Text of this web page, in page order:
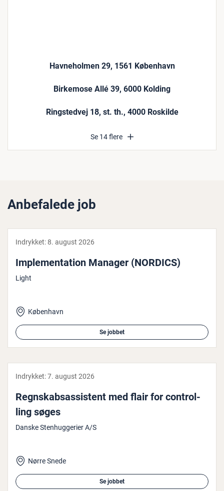
Havneholmen 29, 1561 København
Birkemose Allé 39, 6000 Kolding
Ringstedvej 18, st. th., 4000 Roskilde
Se 14 flere
Anbefalede job
Indrykket:8. august 2026
Im­ple­men­ta­tion Manager (NORDICS)
Light
København
Se jobbet
Indrykket:7. august 2026
Regn­skabsas­si­stent med flair for con­trol­
ling søges
Danske Stenhuggerier A/S
Nørre Snede
Se jobbet